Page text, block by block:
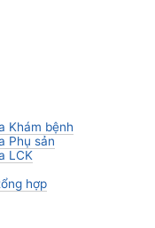
Khám bệnh
Phụ sản
LCK
hợp